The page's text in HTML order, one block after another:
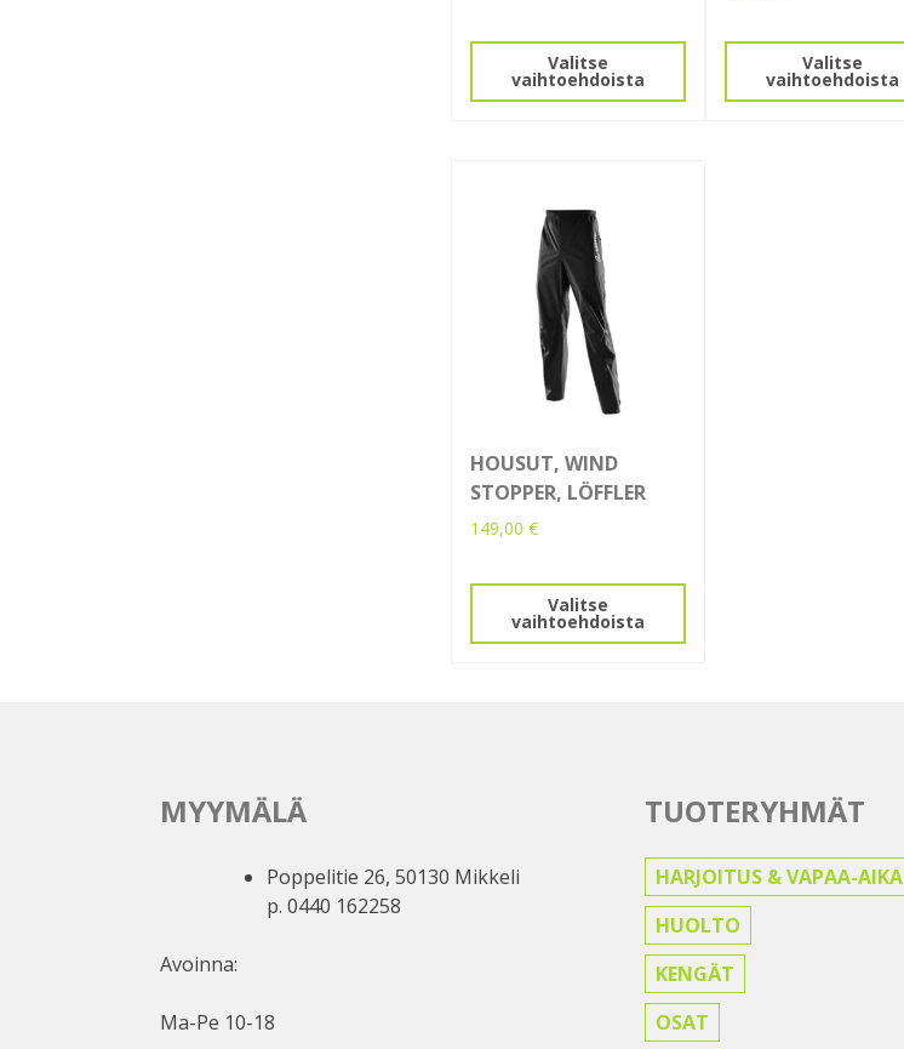
Valitse
vaihtoehdoista
on
useampi
muunnelma.
tuotteen
Valitse
vaihtoehdoista
tuotteella
useampi
HOUSUT, WIND
STOPPER, LÖFFLER
149,00 €
Valitse
vaihtoehdoista
tuotteella
useampi
MYYMÄLÄ
Poppelitie 26, 50130 Mikkeli
p. 0440 162258
Avoinna:
Ma-Pe 10-18
TUOTERYHMÄT
HARJOITUS & VAPAA-AIKA
HUOLTO
KENGÄT
OSAT